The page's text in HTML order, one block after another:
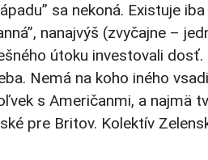
sa nekoná. Existuje
nanajvýš (zvyčajne –
útoku investovali
Nemá na koho iného
s Američanmi, a najmä
pre Britov. Kolektív